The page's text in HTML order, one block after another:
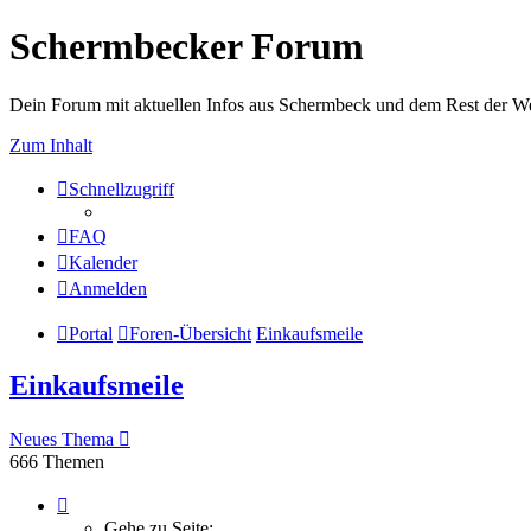
Schermbecker Forum
Dein Forum mit aktuellen Infos aus Schermbeck und dem Rest der
Zum Inhalt
Schnellzugriff
FAQ
Kalender
Anmelden
Portal Foren-Übersicht Einkaufsmeile
Einkaufsmeile
Neues Thema
666 Themen